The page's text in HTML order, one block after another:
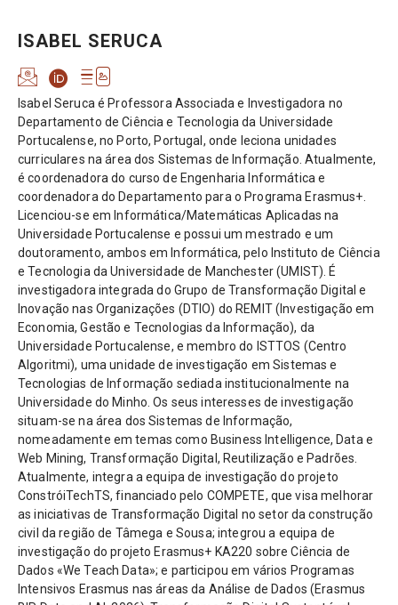
ISABEL SERUCA
Isabel Seruca é Professora Associada e Investigadora no
Departamento de Ciência e Tecnologia da Universidade
Portucalense, no Porto, Portugal, onde leciona unidades
curriculares na área dos Sistemas de Informação. Atualmente,
é coordenadora do curso de Engenharia Informática e
coordenadora do Departamento para o Programa Erasmus+.
Licenciou-se em Informática/Matemáticas Aplicadas na
Universidade Portucalense e possui um mestrado e um
doutoramento, ambos em Informática, pelo Instituto de Ciência
e Tecnologia da Universidade de Manchester (UMIST). É
investigadora integrada do Grupo de Transformação Digital e
Inovação nas Organizações (DTIO) do REMIT (Investigação em
Economia, Gestão e Tecnologias da Informação), da
Universidade Portucalense, e membro do ISTTOS (Centro
Algoritmi), uma unidade de investigação em Sistemas e
Tecnologias de Informação sediada institucionalmente na
Universidade do Minho. Os seus interesses de investigação
situam-se na área dos Sistemas de Informação,
nomeadamente em temas como Business Intelligence, Data e
Web Mining, Transformação Digital, Reutilização e Padrões.
Atualmente, integra a equipa de investigação do projeto
ConstróiTechTS, financiado pelo COMPETE, que visa melhorar
as iniciativas de Transformação Digital no setor da construção
civil da região de Tâmega e Sousa; integrou a equipa de
investigação do projeto Erasmus+ KA220 sobre Ciência de
Dados «We Teach Data»; e participou em vários Programas
Intensivos Erasmus nas áreas da Análise de Dados (Erasmus